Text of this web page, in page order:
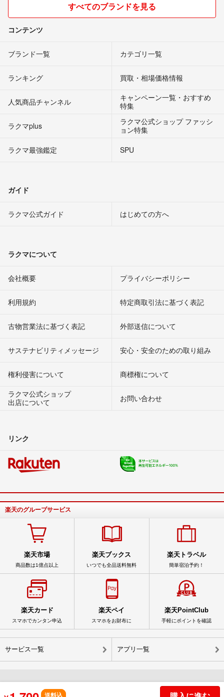
すべてのブランドを見る
コンテンツ
ブランド一覧 カテゴリ一覧
ランキング 買取・相場価格情報
人気商品チャンネル
キャンペーン一覧・おすすめ
特集
ラクマplus
ラクマ公式ショップ ファッシ
ョン特集
ラクマ最強鑑定
SPU
ガイド
ラクマ公式ガイド はじめての方へ
ラクマについて
会社概要 プライバシーポリシー
利用規約 特定商取引法に基づく表記
古物営業法に基づく表記 外部送信について
サステナビリティメッセージ 安心・安全のための取り組み
権利侵害について
商標権について
ラクマ公式ショップ
出店について
お問い合わせ
リンク
楽天のグループサービス
楽天市場
商品数は1億点以上
楽天ブックス
いつでも全品送料無料
楽天トラベル
簡単宿泊予約！
楽天カード
スマホでカンタン申込
楽天ペイ
スマホをお財布に
楽天PointClub
手軽にポイントを確認
サービス一覧 アプリ一覧